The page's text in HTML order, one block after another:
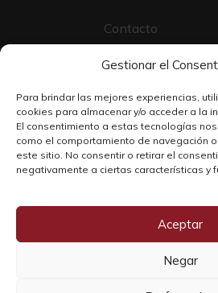
Gestionar el
Para brindar las mejores experiencias,
cookies para almacenar y/o acceder a la
El consentimiento a estas tecnologías
como el comportamiento de navegación
este sitio. No consentir o retirar el
negativamente a ciertas características y
Aceptar
Negar
Contacto